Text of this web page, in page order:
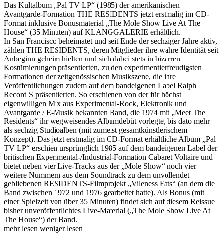
Das Kultalbum „Pal TV LP“ (1985) der amerikanischen
Avantgarde-Formation THE RESIDENTS jetzt erstmalig im CD-
Format inklusive Bonusmaterial „The Mole Show Live At The
House“ (35 Minuten) auf KLANGGALERIE erhältlich.
In San Francisco beheimatet und seit Ende der sechziger Jahre aktiv,
zählen THE RESIDENTS, deren Mitglieder ihre wahre Identität seit
Anbeginn geheim hielten und sich dabei stets in bizarren
Kostümierungen präsentierten, zu den experimentierfreudigsten
Formationen der zeitgenössischen Musikszene, die ihre
Veröffentlichungen zudem auf dem bandeigenen Label Ralph
Record S präsentierten. So erschienen von der für höchst
eigenwilligen Mix aus Experimental-Rock, Elektronik und
Avantgarde / E-Musik bekannten Band, die 1974 mit „Meet The
Residents“ ihr wegweisendes Albumdebüt vorlegte, bis dato mehr
als sechzig Studioalben (mit zumeist gesamtkünstlerischem
Konzept). Das jetzt erstmalig im CD-Format erhältliche Album „Pal
TV LP“ erschien ursprünglich 1985 auf dem bandeigenen Label der
britischen Experimental-/Industrial-Formation Cabaret Voltaire und
bietet neben vier Live-Tracks aus der „Mole Show“ noch vier
weitere Nummern aus dem Soundtrack zu dem unvollendet
gebliebenen RESIDENTS-Filmprojekt „Vileness Fats“ (an dem die
Band zwischen 1972 und 1976 gearbeitet hatte). Als Bonus (mit
einer Spielzeit von über 35 Minuten) findet sich auf diesem Reissue
bisher unveröffentlichtes Live-Material („The Mole Show Live At
The House“) der Band.
mehr lesen weniger lesen